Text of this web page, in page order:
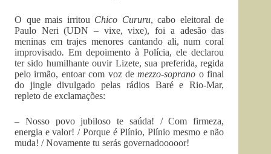
O que mais irritou Chico Cururu, cabo eleitoral de
Paulo Neri (UDN – vixe, vixe), foi a adesão das
meninas em trajes menores cantando ali, num coral
improvisado.Em depoimento à Polícia, ele declarou
ter sido humilhante ouvir Lizete, sua preferida, regida
pelo irmão, entoar com voz demezzo-soprano o final
do jingle divulgado pelas rádios Baré e Rio-Mar,
repleto de exclamações:
– Nosso povo jubiloso te saúda! / Com firmeza,
energia e valor! / Porque é Plínio, Plínio mesmo e não
muda! / Novamente tu serás governadooooor!